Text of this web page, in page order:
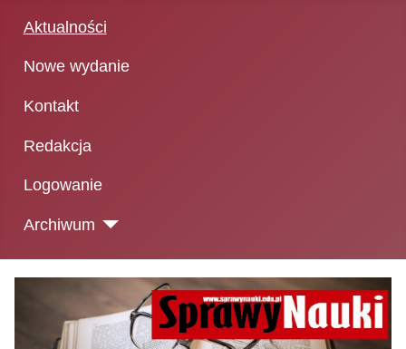
Aktualności
Nowe wydanie
Kontakt
Redakcja
Logowanie
Archiwum